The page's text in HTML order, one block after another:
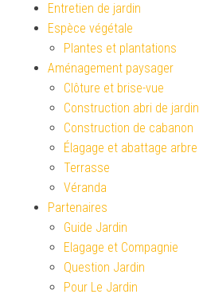
Entretien de jardin
Espèce végétale
Plantes et plantations
Aménagement paysager
Clôture et brise-vue
Construction abri de jardin
Construction de cabanon
Élagage et abattage arbre
Terrasse
Véranda
Partenaires
Guide Jardin
Elagage et Compagnie
Question Jardin
Pour Le Jardin